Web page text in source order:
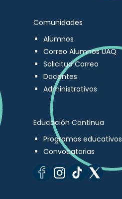
Comunidades
Alumnos
Correo Alumnos UAQ
Solicitud Correo
Docentes
Administrativos
Educación Continua
Programas educativos
Convocatorias